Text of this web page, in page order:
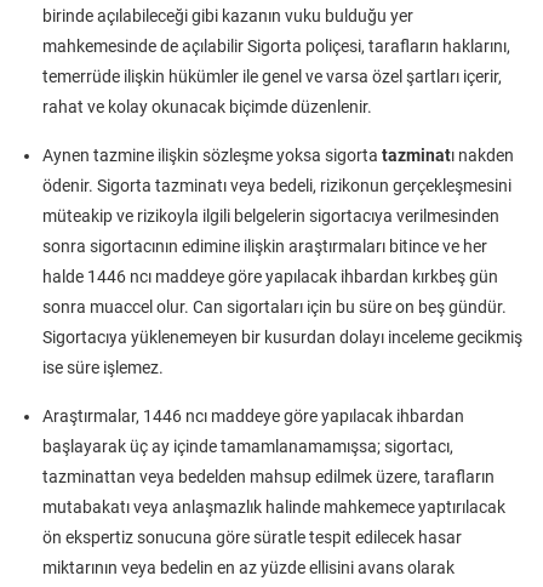
birinde açılabileceği gibi kazanın vuku bulduğu yer
mahkemesinde de açılabilir Sigorta poliçesi, tarafların haklarını,
temerrüde ilişkin hükümler ile genel ve varsa özel şartları içerir,
rahat ve kolay okunacak biçimde düzenlenir.
Aynen tazmine ilişkin sözleşme yoksa sigorta tazminatı nakden
ödenir. Sigorta tazminatı veya bedeli, rizikonun gerçekleşmesini
müteakip ve rizikoyla ilgili belgelerin sigortacıya verilmesinden
sonra sigortacının edimine ilişkin araştırmaları bitince ve her
halde 1446 ncı maddeye göre yapılacak ihbardan kırkbeş gün
sonra muaccel olur. Can sigortaları için bu süre on beş gündür.
Sigortacıya yüklenemeyen bir kusurdan dolayı inceleme gecikmiş
ise süre işlemez.
Araştırmalar, 1446 ncı maddeye göre yapılacak ihbardan
başlayarak üç ay içinde tamamlanamamışsa; sigortacı,
tazminattan veya bedelden mahsup edilmek üzere, tarafların
mutabakatı veya anlaşmazlık halinde mahkemece yaptırılacak
ön ekspertiz sonucuna göre süratle tespit edilecek hasar
miktarının veya bedelin en az yüzde ellisini avans olarak